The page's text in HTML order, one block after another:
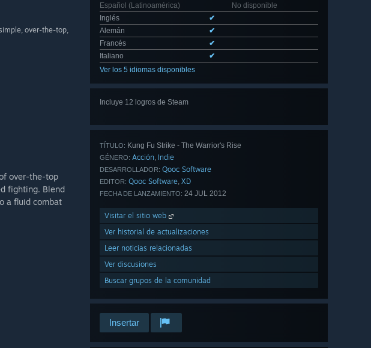
Español (Latinoamérica)
No disponible
Inglés
✔
Alemán
✔
Francés
✔
Italiano
✔
Ver los 5 idiomas disponibles
Incluye 12 logros de Steam
TÍTULO: Kung Fu Strike - The Warrior's Rise
GÉNERO: Acción, Indie
DESARROLLADOR: Qooc Software
EDITOR: Qooc Software, XD
FECHA DE LANZAMIENTO: 24 JUL 2012
Visitar el sitio web
Ver historial de actualizaciones
Leer noticias relacionadas
Ver discusiones
Buscar grupos de la comunidad
Insertar
over-the-top,
over-the-top
fighting. Blend
a fluid combat